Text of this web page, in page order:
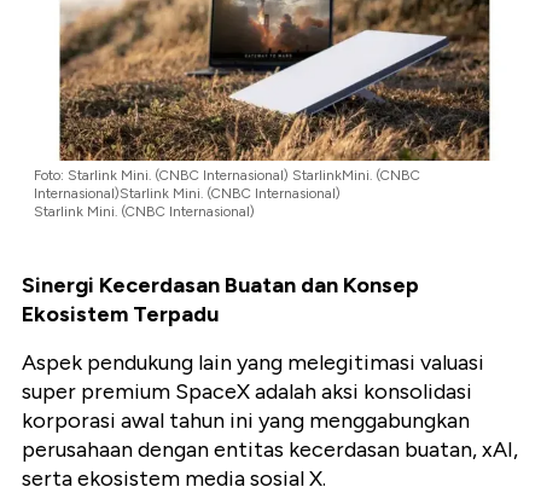
Foto: Starlink Mini. (CNBC Internasional) StarlinkMini. (CNBC
Internasional)Starlink Mini. (CNBC Internasional)
Starlink Mini. (CNBC Internasional)
Sinergi Kecerdasan Buatan dan Konsep
Ekosistem Terpadu
Aspek pendukung lain yang melegitimasi valuasi
super premium SpaceX adalah aksi konsolidasi
korporasi awal tahun ini yang menggabungkan
perusahaan dengan entitas kecerdasan buatan, xAI,
serta ekosistem media sosial X.